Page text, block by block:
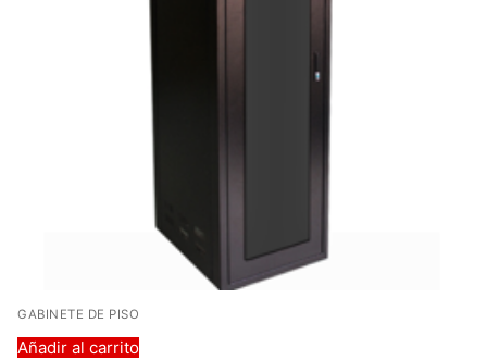
GABINETE DE PISO
Añadir al carrito